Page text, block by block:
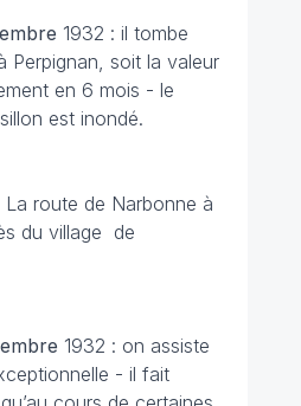
1932 : il tombe
Perpignan, soit la valeur
en 6 mois - le
est inondé.
La route de Narbonne à
du village de
1932 : on assiste
- il fait